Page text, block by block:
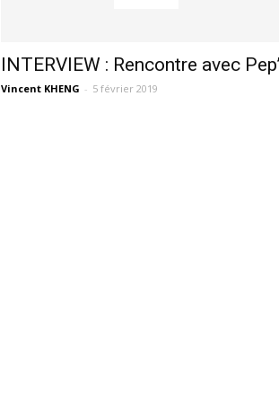
INTERVIEW : Rencontre avec
Vincent KHENG - 5 février 2019